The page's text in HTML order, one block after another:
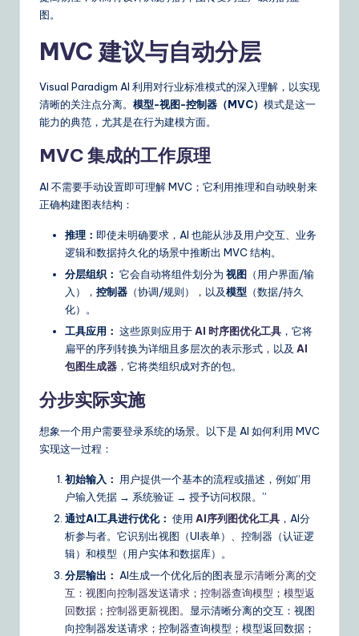
图。
MVC 建议与自动分层
Visual Paradigm AI 利用对行业标准模式的深入理解，以实现
清晰的关注点分离。 模型-视图-控制器（MVC） 模式是这一
能力的典范，尤其是在行为建模方面。
MVC 集成的工作原理
AI 不需要手动设置即可理解 MVC；它利用推理和自动映射来
正确构建图表结构：
推理： 即使未明确要求，AI 也能从涉及用户交互、业务
逻辑和数据持久化的场景中推断出 MVC 结构。
分层组织： 它会自动将组件划分为 视图 （用户界面/输
入）， 控制器 （协调/规则），以及模型 （数据/持久
化）。
工具应用： 这些原则应用于AI 时序图优化工具 ，它将
扁平的序列转换为详细且多层次的表示形式，以及 AI
包图生成器 ，它将类组织成对齐的包。
分步实际实施
想象一个用户需要登录系统的场景。以下是 AI 如何利用 MVC
实现这一过程：
初始输入： 用户提供一个基本的流程或描述，例如“用
户输入凭据 → 系统验证 → 授予访问权限。”
通过AI工具进行优化： 使用 AI序列图优化工具 ，AI分
析参与者。它识别出视图（UI表单）、控制器（认证逻
辑）和模型（用户实体和数据库）。
分层输出： AI生成一个优化后的图表显示清晰分离的交
互：视图向控制器发送请求；控制器查询模型；模型返
回数据；控制器更新视图。 显示清晰分离的交互：视图
向控制器发送请求；控制器查询模型；模型返回数据；